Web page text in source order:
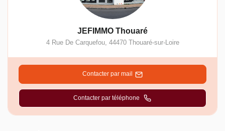
JEFIMMO Thouaré
4 Rue De Carquefou, 44470 Thouaré-sur-Loire
Contacter par mail
Contacter par téléphone